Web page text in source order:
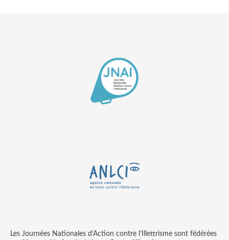
Les Journées Nationales d’Action contre l’Illettrisme sont fédérées